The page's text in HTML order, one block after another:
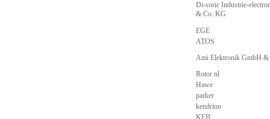
Di-soric Industrie-
& Co. KG
EGE
ATOS
Ami Elektronik GmbH &
Rotor nl
Hawe
parker
kendrion
KEB